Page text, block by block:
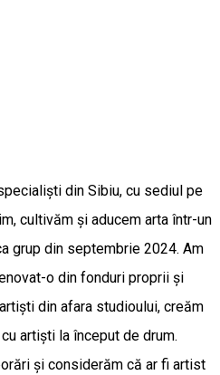
din Sibiu, cu sediul pe
cultivăm și aducem arta într-un
grup din septembrie 2024. Am
o din fonduri proprii și
din afara studioului, creăm
artiști la început de drum.
și considerăm că ar fi artist